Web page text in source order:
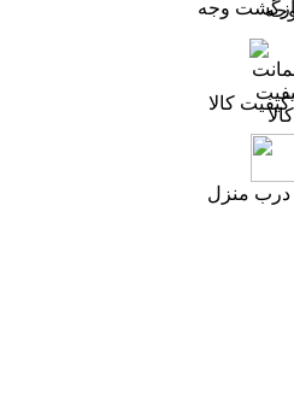
وجه
کالا
درب منزل